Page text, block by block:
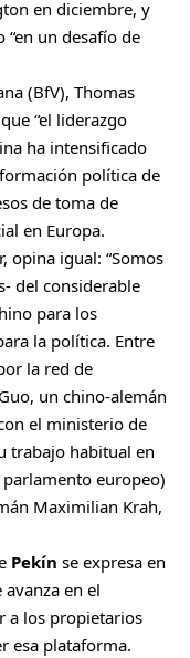
en diciembre, y
un desafío de
(BfV), Thomas
“el liderazgo
ha intensificado
política de
de toma de
en Europa.
opina igual: “Somos
del considerable
para los
la política. Entre
la red de
un chino-alemán
el ministerio de
trabajo habitual en
europeo)
Maximilian Krah,
Pekín se expresa en
en el
a los propietarios
esa plataforma.